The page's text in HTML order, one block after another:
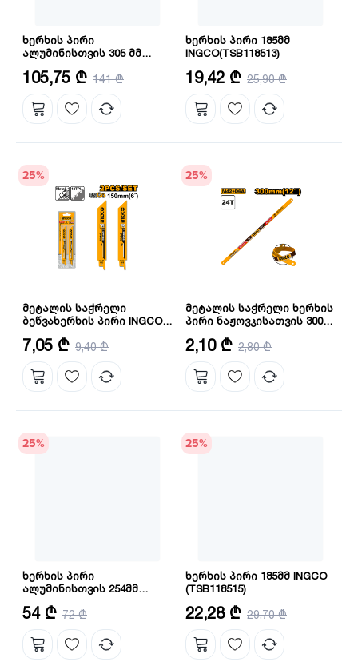
ხერხის პირი
ალუმინისთვის 305 მმ
გარე დიამეტრი: 305 მმ
105,75 ₾ 141 ₾
ხერხის პირი 185მმ
INGCO(TSB118513)
დიამეტრი: 185 მმ
კბილების რაოდენობა: 60 ც
19,42 ₾ 25,90 ₾
25%
მეტალის საჭრელი
ბეწვახერხის პირი INGCO
ზომა: 150X19X0.9 მმ
რაოდენობა: 2
7,05 ₾ 9,40 ₾
25%
მეტალის საჭრელი ხერხის
პირი ნაჟოვკისათვის 300
სიგრძე: 300 მმ
კბილების რაოდენობა: 24 ც
2,10 ₾ 2,80 ₾
25%
ხერხის პირი
ალუმინისთვის 254მმ
ზომა: 254 მმ
შიდა გულის დიამეტრი: 30 მმ
54 ₾ 72 ₾
25%
ხერხის პირი 185მმ INGCO
(TSB118515)
ზომა: 185 მმ
22,28 ₾ 29,70 ₾